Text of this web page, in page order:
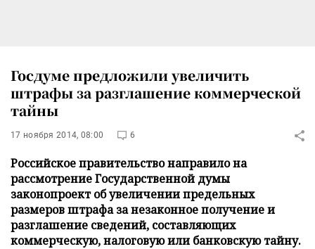
Госдуме предложили увеличить
штрафы за разглашение коммерческой
тайны
17 ноября 2014, 08:00 6
Российское правительство направило на
рассмотрение Государственной думы
законопроект об увеличении предельных
размеров штрафа за незаконное получение и
разглашение сведений, составляющих
коммерческую, налоговую или банковскую тайну.